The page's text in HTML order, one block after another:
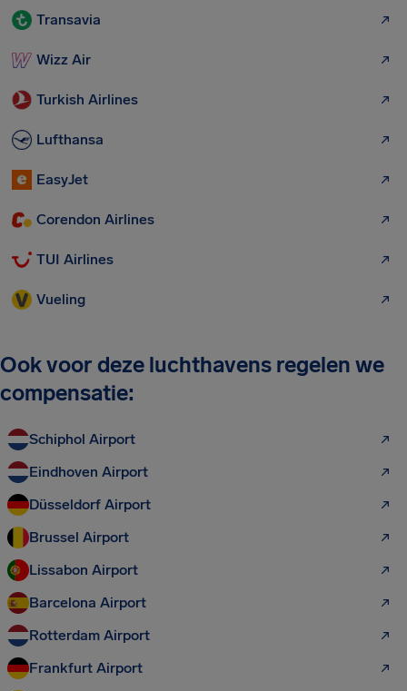
Transavia
Wizz Air
Turkish Airlines
Lufthansa
EasyJet
Corendon Airlines
TUI Airlines
Vueling
Ook voor deze luchthavens regelen we
compensatie:
Schiphol Airport
Eindhoven Airport
Düsseldorf Airport
Brussel Airport
Lissabon Airport
Barcelona Airport
Rotterdam Airport
Frankfurt Airport